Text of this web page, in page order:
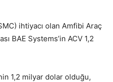
ihtiyacı olan Amfibi Araç
BAE Systems’in ACV 1,2
1,2 milyar dolar olduğu,